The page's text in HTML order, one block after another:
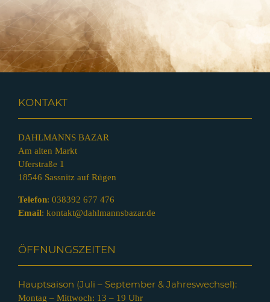
KONTAKT
DAHLMANNS BAZAR
Am alten Markt
Uferstraße 1
18546 Sassnitz auf Rügen
Telefon: 038392 677 476
Email: kontakt@dahlmannsbazar.de
ÖFFNUNGSZEITEN
Hauptsaison (Juli – September & Jahreswechsel):
Montag – Mittwoch: 13 – 19 Uhr